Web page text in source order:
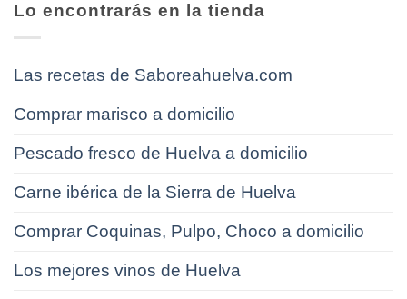
Lo encontrarás en la tienda
Las recetas de Saboreahuelva.com
Comprar marisco a domicilio
Pescado fresco de Huelva a domicilio
Carne ibérica de la Sierra de Huelva
Comprar Coquinas, Pulpo, Choco a domicilio
Los mejores vinos de Huelva